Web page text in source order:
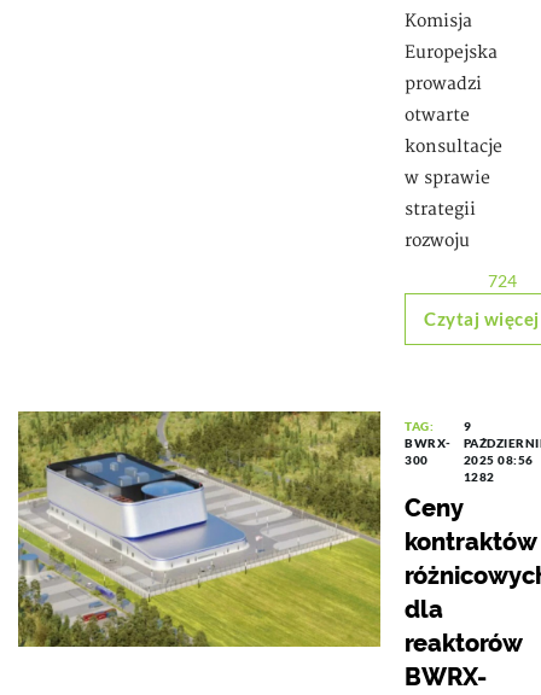
Komisja
Europejska
prowadzi
otwarte
konsultacje
w sprawie
strategii
rozwoju
724
Czytaj więcej
TAG:
BWRX-
300
9
2025 08:56
1282
Ceny
kontraktów
dla
reaktorów
BWRX-